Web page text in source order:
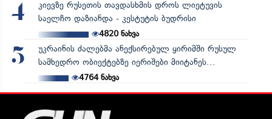
4
კიევზე რუსეთის თავდასხმის დროს ლიეტუვის
საელჩო დაზიანდა - კესტუტის ბუდრისი
4820ნახვა
5
უკრაინის ძალებმა ანექსირებულ ყირიმში რუსულ
სამხედრო ობიექტებზე იერიშები მიიტანეს...
4764ნახვა